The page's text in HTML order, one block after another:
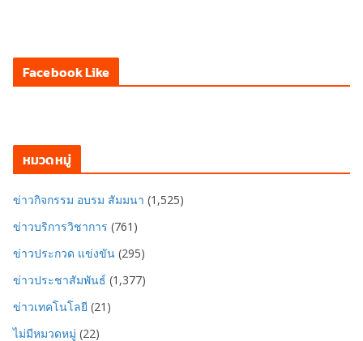
Facebook Like
หมวดหมู่
ข่าวกิจกรรม อบรม สัมมนา (1,525)
ข่าวบริการวิชาการ (761)
ข่าวประกวด แข่งขัน (295)
ข่าวประชาสัมพันธ์ (1,377)
ข่าวเทคโนโลยี (21)
ไม่มีหมวดหมู่ (22)